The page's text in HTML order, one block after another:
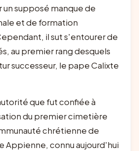
supposé manque de
et de formation
il sut s'entourer de
au premier rang desquels
successeur, le pape Calixte
que fut confiée à
du premier cimetière
chrétienne de
Appienne, connu aujourd'hui